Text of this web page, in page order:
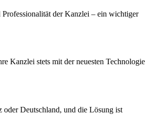
der Kanzlei – ein wichtiger
Kanzlei stets mit der neuesten Technologie
Deutschland, und die Lösung ist